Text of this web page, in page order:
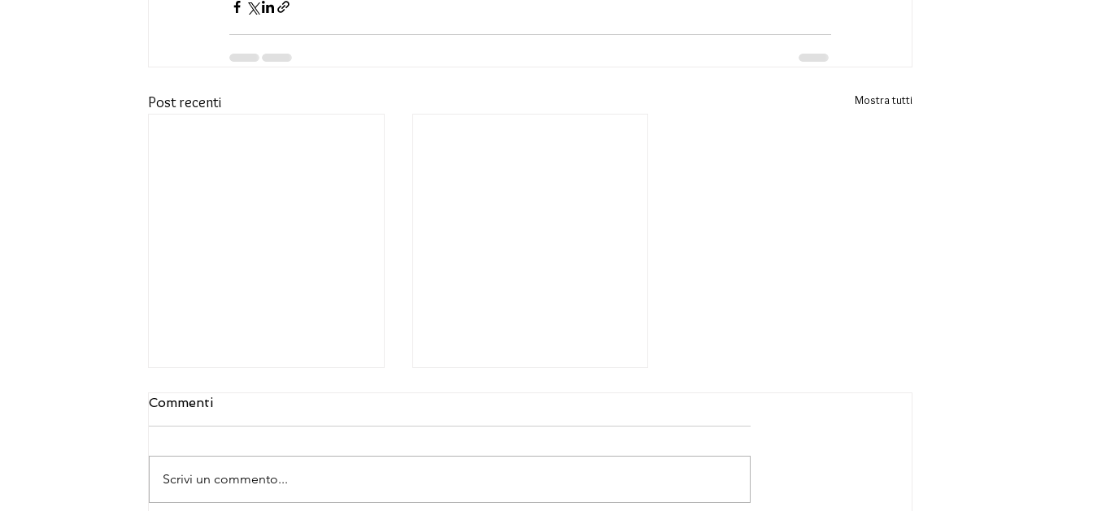
Post recenti Mostra tutti
Commenti
Scrivi un commento...